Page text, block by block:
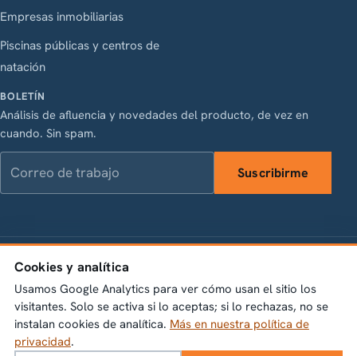
Empresas inmobiliarias
Piscinas públicas y centros de
natación
BOLETÍN
Análisis de afluencia y novedades del producto, de vez en
cuando. Sin spam.
Suscribirme
LinkedIn Instagram Facebook X
Vasagatan 28, 111 20 Stockholm · Org.nr 556845-1198 ·
info@bumbeelabs.se
© 2026 Bumbee Labs AB. Todos los derechos reservados.
Política de privacidad
Cookies y analítica
Usamos Google Analytics para ver cómo usan el sitio los
visitantes. Solo se activa si lo aceptas; si lo rechazas, no se
instalan cookies de analítica. Más en nuestra política de
privacidad.